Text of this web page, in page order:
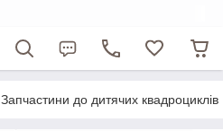
Запчастини до дитячих квадроциклів